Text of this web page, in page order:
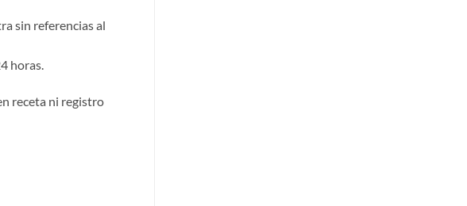
sin referencias al
horas.
receta ni registro